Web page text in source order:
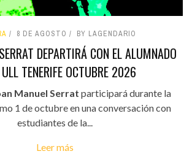
8 DE AGOSTO BY LAGENDARIO
DEPARTIRÁ CON EL ALUMNADO
TENERIFE OCTUBRE 2026
Manuel Serrat participará durante la
1 de octubre en una conversación con
estudiantes de la...
Leer más